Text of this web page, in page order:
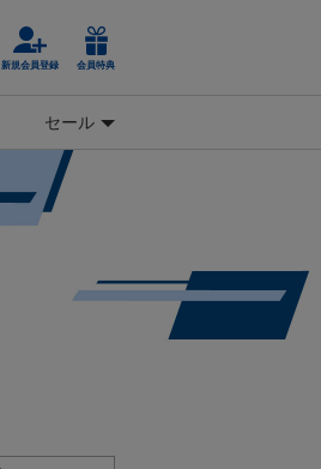
新規会員登録 会員特典
セール